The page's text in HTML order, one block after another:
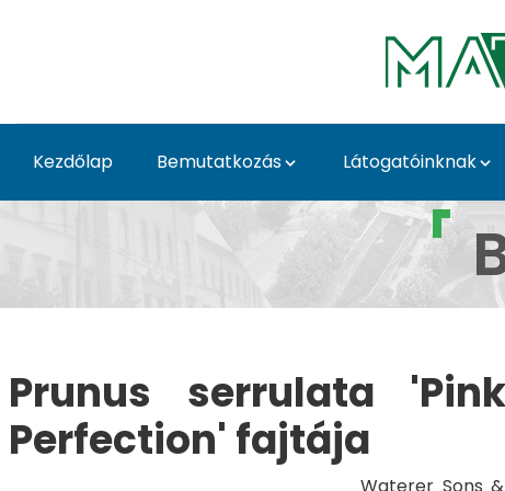
Kezdőlap Bemutatkozás Látogatóinknak
Prunus serrulata
Prunus serrulata
Perfection' fajtája